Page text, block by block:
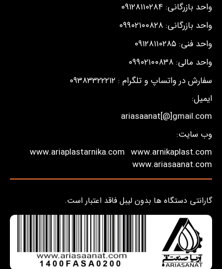
واحد بازرگانی: ۰۹۱۲۸۱۱۰۲۸۴
واحد بازرگانی: ۰۹۹۰۲۱۰۰۸۲۸
واحد فنی: ۰۹۱۲۸۱۱۰۲۸۵
واحد مالی: ۰۹۹۰۲۱۰۰۸۳۸
سفارش در واتساپ و تلگرام : ۰۹۳۸۳۳۲۲۲۱۲
ایمیل:
ariasaanat[@]gmail.com
وب سایت:
www.arnikaplast.com
www.ariaplastarnika.com
www.ariasaanat.com
گارانتی دستگاه ها بدون لیبل فاقد اعتبار است.